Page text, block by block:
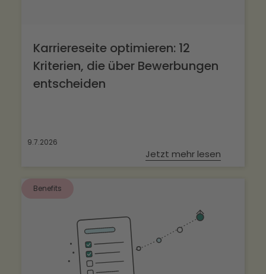
Karriereseite optimieren: 12
Kriterien, die über Bewerbungen
entscheiden
9.7.2026
Jetzt mehr lesen
Benefits